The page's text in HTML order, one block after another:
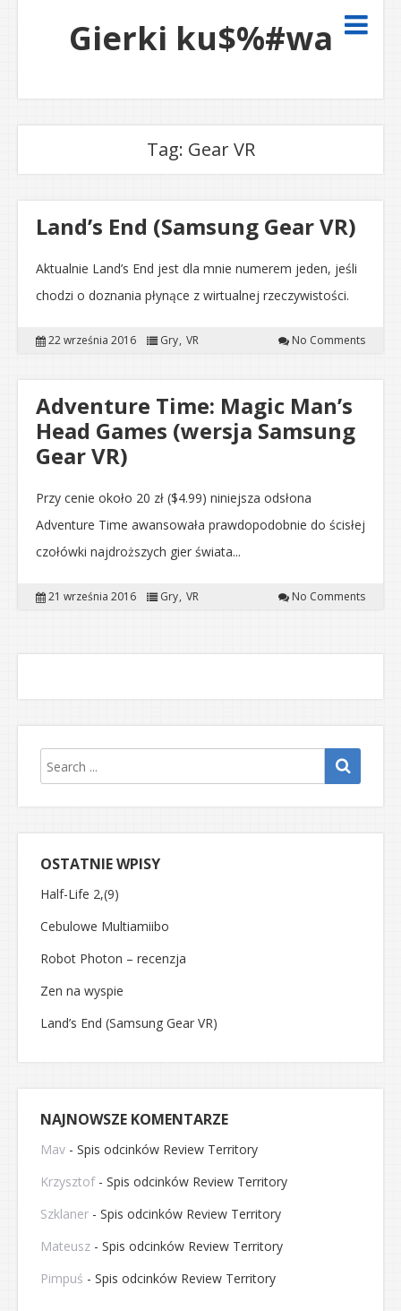
Gierki ku$%#wa
Tag: Gear VR
Land’s End (Samsung Gear VR)
Aktualnie Land’s End jest dla mnie numerem jeden, jeśli
chodzi o doznania płynące z wirtualnej rzeczywistości.
22 września 2016 Gry VR No Comments
Adventure Time: Magic Man’s
Head Games (wersja Samsung
Gear VR)
Przy cenie około 20 zł ($4.99) niniejsza odsłona
Adventure Time awansowała prawdopodobnie do ścisłej
czołówki najdroższych gier świata...
21 września 2016 Gry VR No Comments
OSTATNIE WPISY
Half-Life 2,(9)
Cebulowe Multiamiibo
Robot Photon – recenzja
Zen na wyspie
Land’s End (Samsung Gear VR)
NAJNOWSZE KOMENTARZE
Mav - Spis odcinków Review Territory
Krzysztof- Spis odcinków Review Territory
Szklaner - Spis odcinków Review Territory
Mateusz - Spis odcinków Review Territory
Pimpuś - Spis odcinków Review Territory